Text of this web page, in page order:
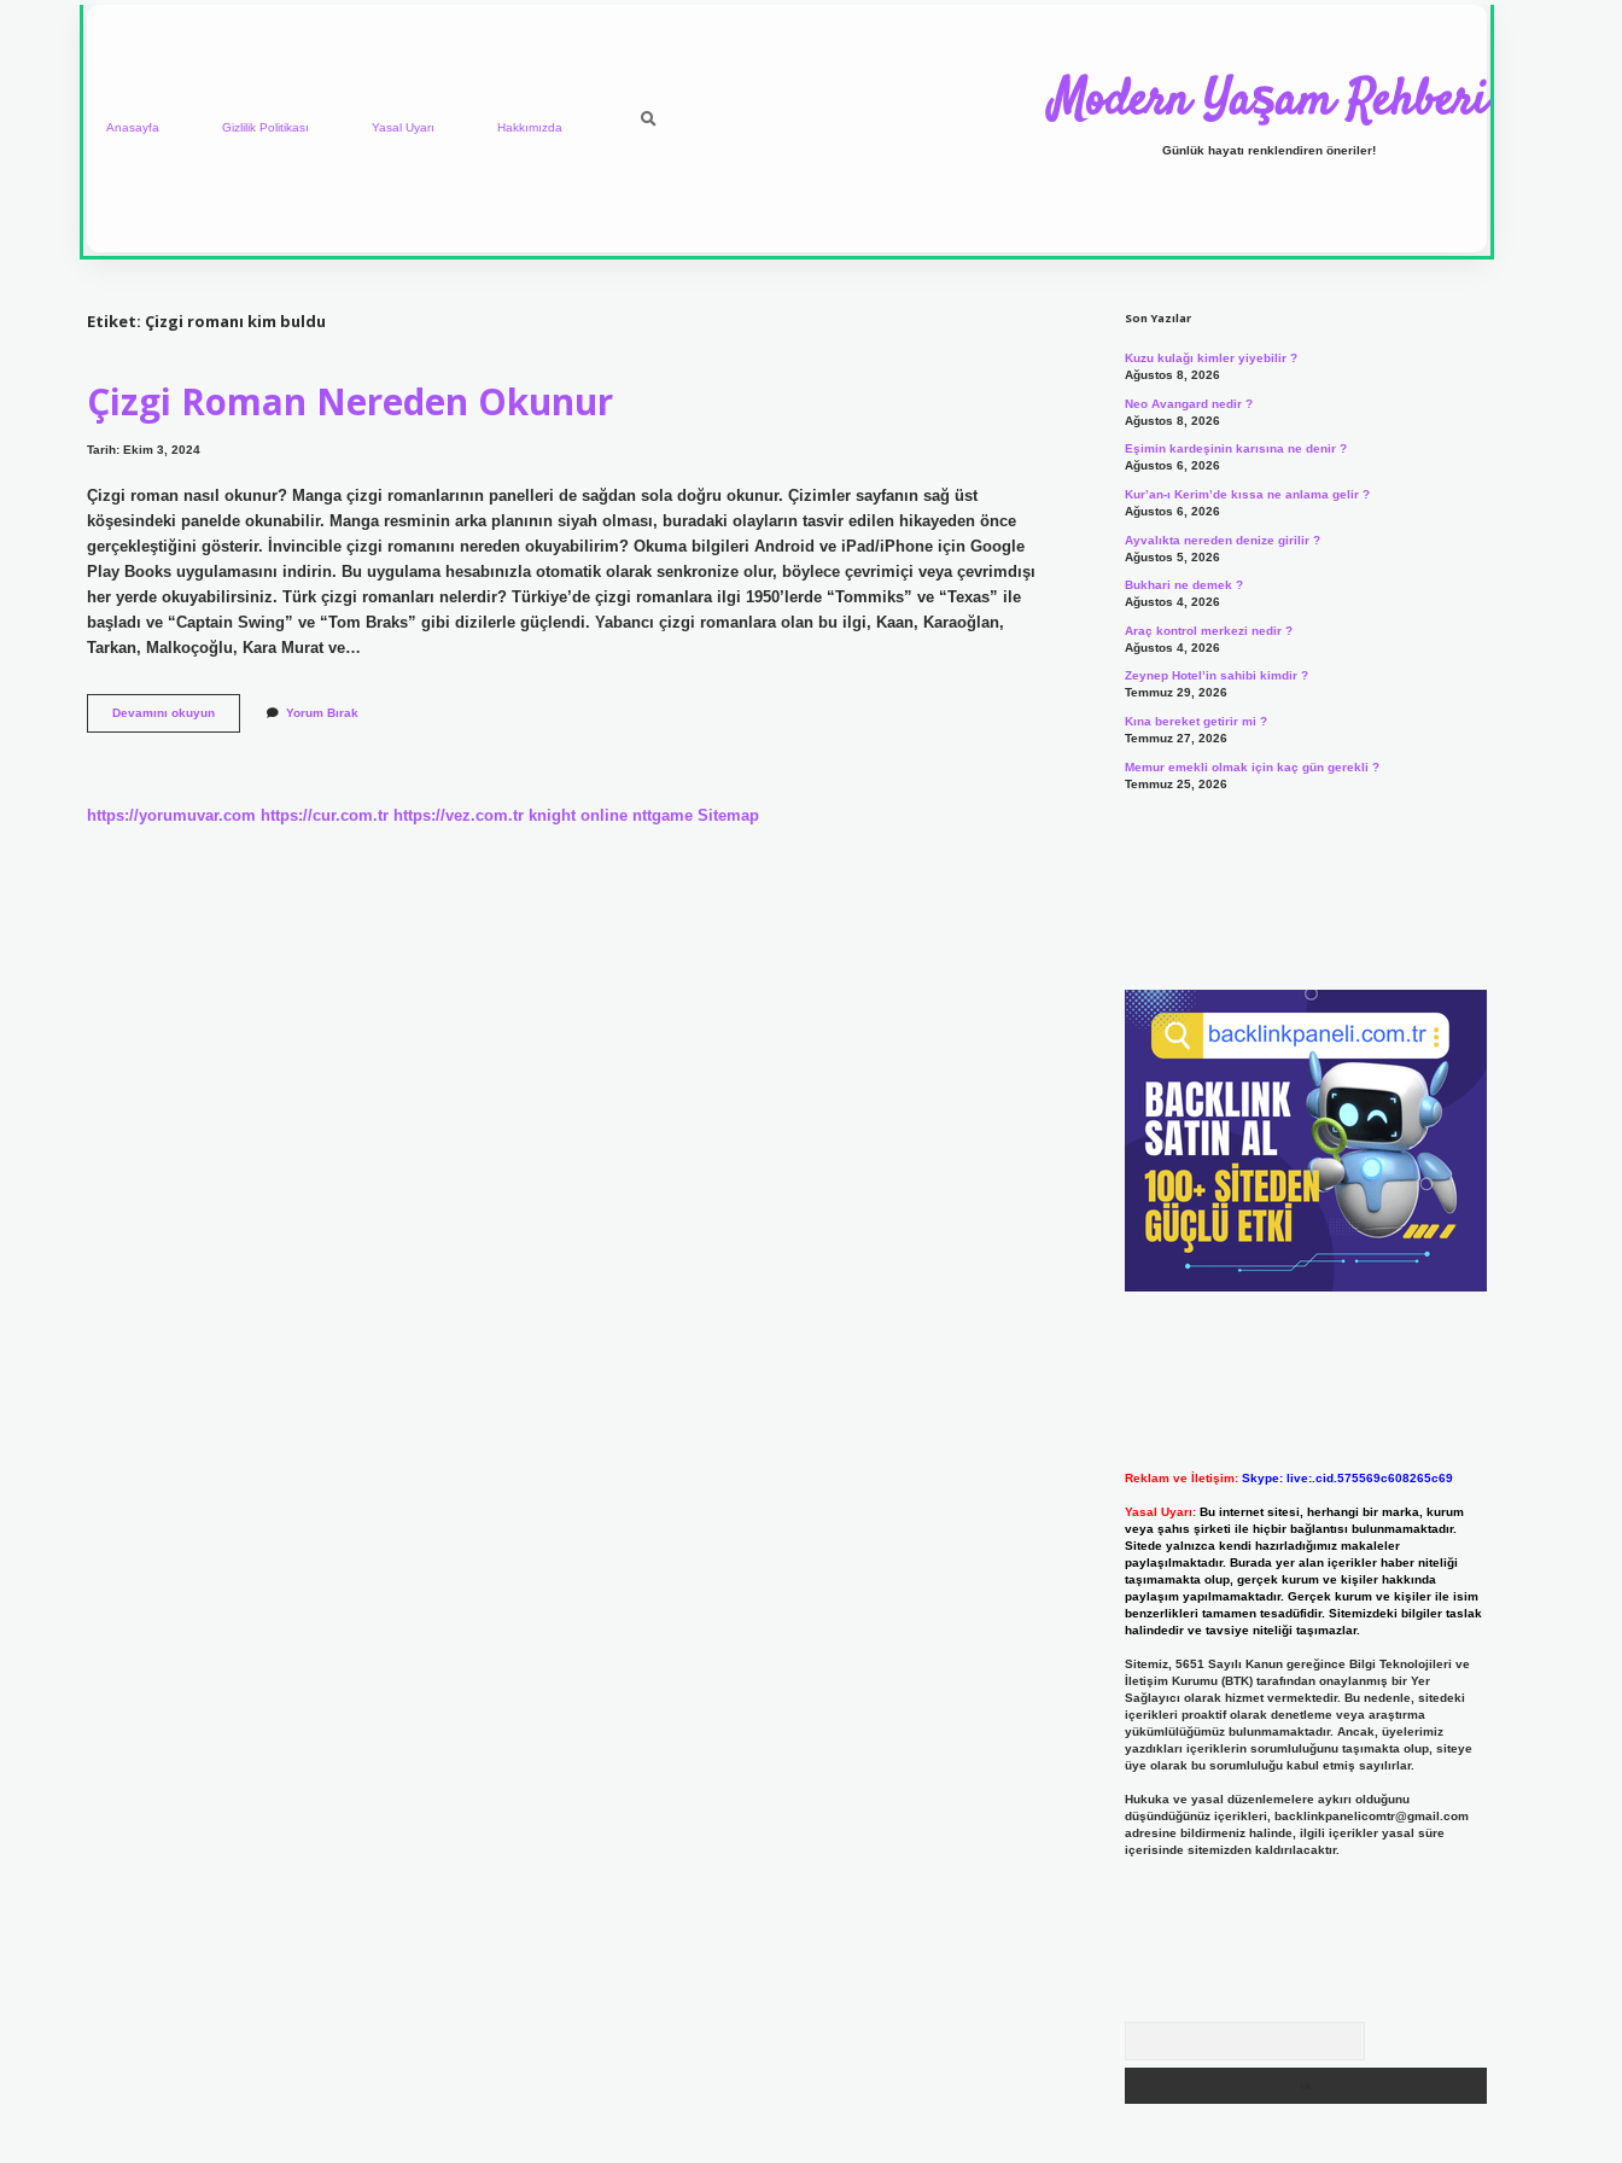
Anasayfa Gizlilik Politikası Yasal Uyarı Hakkımızda Modern Yaşam Rehberi
Günlük hayatı renklendiren öneriler!
Etiket: Çizgi romanı kim buldu
Çizgi Roman Nereden Okunur
Tarih: Ekim 3, 2024
Çizgi roman nasıl okunur? Manga çizgi romanlarının panelleri de sağdan sola doğru okunur. Çizimler sayfanın sağ üst
köşesindeki panelde okunabilir. Manga resminin arka planının siyah olması, buradaki olayların tasvir edilen hikayeden önce
gerçekleştiğini gösterir. İnvincible çizgi romanını nereden okuyabilirim? Okuma bilgileri Android ve iPad/iPhone için Google
Play Books uygulamasını indirin. Bu uygulama hesabınızla otomatik olarak senkronize olur, böylece çevrimiçi veya çevrimdışı
her yerde okuyabilirsiniz. Türk çizgi romanları nelerdir? Türkiye’de çizgi romanlara ilgi 1950’lerde “Tommiks” ve “Texas” ile
başladı ve “Captain Swing” ve “Tom Braks” gibi dizilerle güçlendi. Yabancı çizgi romanlara olan bu ilgi, Kaan, Karaoğlan,
Tarkan, Malkoçoğlu, Kara Murat ve…
Devamını okuyunÇizgi
Roman
Yorum Bırak
https://yorumuvar.com https://cur.com.tr https://vez.com.tr knight online nttgame Sitemap
Son Yazılar
Kuzu kulağı kimler yiyebilir ?
Ağustos 8, 2026
Neo Avangard nedir ?
Ağustos 8, 2026
Eşimin kardeşinin karısına ne denir ?
Ağustos 6, 2026
Kur’an-ı Kerim’de kıssa ne anlama gelir ?
Ağustos 6, 2026
Ayvalıkta nereden denize girilir ?
Ağustos 5, 2026
Bukhari ne demek ?
Ağustos 4, 2026
Araç kontrol merkezi nedir ?
Ağustos 4, 2026
Zeynep Hotel’in sahibi kimdir ?
Temmuz 29, 2026
Kına bereket getirir mi ?
Temmuz 27, 2026
Memur emekli olmak için kaç gün gerekli ?
Temmuz 25, 2026
Reklam ve İletişim: Skype: live:.cid.575569c608265c69
Yasal Uyarı: Bu internet sitesi, herhangi bir marka, kurum
veya şahıs şirketi ile hiçbir bağlantısı bulunmamaktadır.
Sitede yalnızca kendi hazırladığımız makaleler
paylaşılmaktadır. Burada yer alan içerikler haber niteliği
taşımamakta olup, gerçek kurum ve kişiler hakkında
paylaşım yapılmamaktadır. Gerçek kurum ve kişiler ile isim
benzerlikleri tamamen tesadüfidir. Sitemizdeki bilgiler taslak
halindedir ve tavsiye niteliği taşımazlar.
Sitemiz, 5651 Sayılı Kanun gereğince Bilgi Teknolojileri ve
İletişim Kurumu (BTK) tarafından onaylanmış bir Yer
Sağlayıcı olarak hizmet vermektedir. Bu nedenle, sitedeki
içerikleri proaktif olarak denetleme veya araştırma
yükümlülüğümüz bulunmamaktadır. Ancak, üyelerimiz
yazdıkları içeriklerin sorumluluğunu taşımakta olup, siteye
üye olarak bu sorumluluğu kabul etmiş sayılırlar.
Hukuka ve yasal düzenlemelere aykırı olduğunu
düşündüğünüz içerikleri, backlinkpanelicomtr@gmail.com
adresine bildirmeniz halinde, ilgili içerikler yasal süre
içerisinde sitemizden kaldırılacaktır.
ilbet yeni giriş adresi